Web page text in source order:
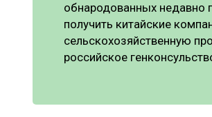
обнародованных недавно
получить китайские
сельскохозяйственную
российское